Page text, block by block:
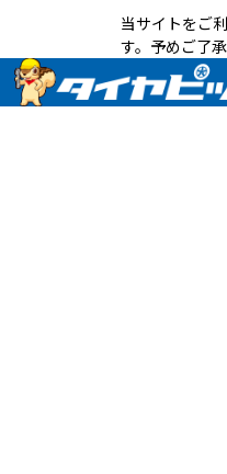
当サイトをご
す。予めご了承